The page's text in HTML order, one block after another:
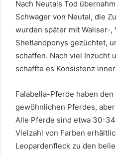
Nach Neutals Tod
Schwager von Neutal, die
wurden später mit Waliser-,
Shetlandponys gezüchtet,
schaffen. Nach viel Inzucht
schaffte es Konsistenz
Falabella-Pferde haben den
gewöhnlichen Pferdes,
Alle Pferde sind etwa 30-
Vielzahl von Farben
Leopardenfleck zu den